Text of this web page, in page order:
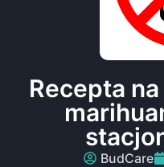
Recepta
BudCare